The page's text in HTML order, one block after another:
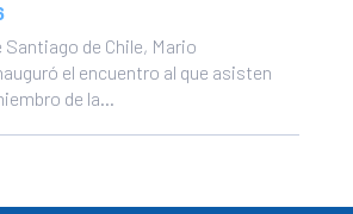
Santiago de Chile, Mario
el encuentro al que asisten
de la...